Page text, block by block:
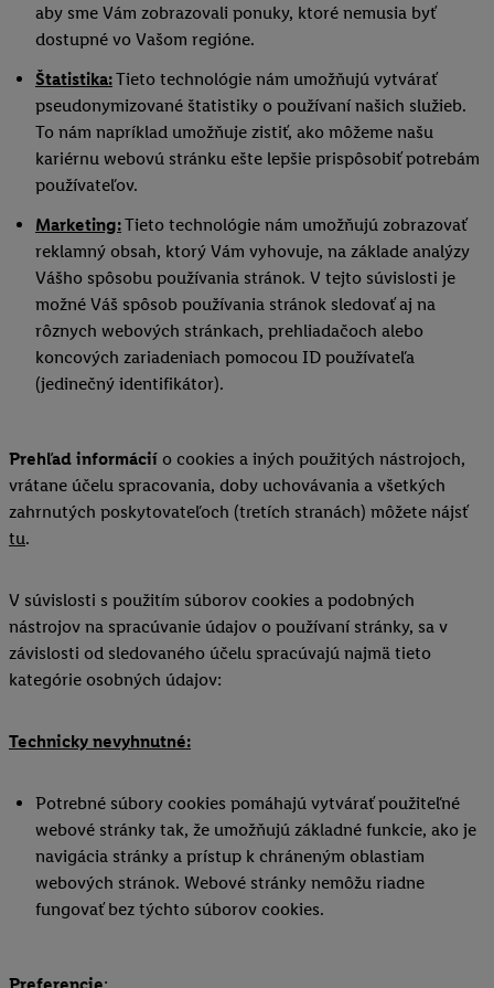
aby sme Vám zobrazovali ponuky, ktoré nemusia byť
dostupné vo Vašom regióne.
Štatistika:Tieto technológie nám umožňujú vytvárať
pseudonymizované štatistiky o používaní našich služieb.
To nám napríklad umožňuje zistiť, ako môžeme našu
kariérnu webovú stránku ešte lepšie prispôsobiť potrebám
používateľov.
Marketing:Tieto technológie nám umožňujú zobrazovať
reklamný obsah, ktorý Vám vyhovuje, na základe analýzy
Vášho spôsobu používania stránok. V tejto súvislosti je
možné Váš spôsob používania stránok sledovať aj na
rôznych webových stránkach, prehliadačoch alebo
koncových zariadeniach pomocou ID používateľa
(jedinečný identifikátor).
Prehľad informácií o cookies a iných použitých nástrojoch,
vrátane účelu spracovania, doby uchovávania a všetkých
zahrnutých poskytovateľoch (tretích stranách) môžete nájsť
tu.
V súvislosti s použitím súborov cookies a podobných
nástrojov na spracúvanie údajov o používaní stránky, sa v
závislosti od sledovaného účelu spracúvajú najmä tieto
kategórie osobných údajov:
Technicky nevyhnutné:
Potrebné súbory cookies pomáhajú vytvárať použiteľné
webové stránky tak, že umožňujú základné funkcie, ako je
navigácia stránky a prístup k chráneným oblastiam
webových stránok. Webové stránky nemôžu riadne
fungovať bez týchto súborov cookies.